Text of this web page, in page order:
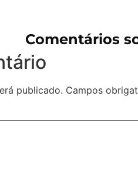
Comentários
publicado. Campos